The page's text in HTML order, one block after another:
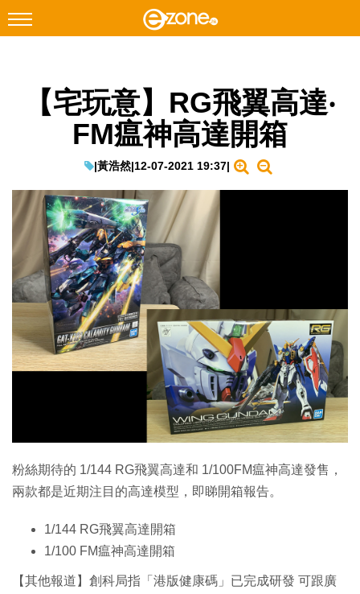
Facebook Instagram
遊戲動漫
教學評測
EduTech
IT Times
生成式AI與雲端應用
Enterprise Digital Transformation
【宅玩意】RG飛翼高達‧
FM瘟神高達開箱
|黃浩然|12-07-2021 19:37|
粉絲期待的 1/144 RG飛翼高達和 1/100FM瘟神高達發售，
兩款都是近期注目的高達模型，即睇開箱報告。
1/144 RG飛翼高達開箱
1/100 FM瘟神高達開箱
【其他報道】創科局指「港版健康碼」已完成研發 可跟廣